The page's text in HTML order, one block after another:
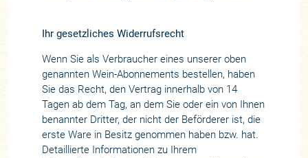
Ihr gesetzliches Widerrufsrecht
Wenn Sie als Verbraucher eines unserer oben
genannten Wein-Abonnements bestellen, haben
Sie das Recht, den Vertrag innerhalb von 14
Tagen ab dem Tag, an dem Sie oder ein von Ihnen
benannter Dritter, der nicht der Beförderer ist, die
erste Ware in Besitz genommen haben bzw. hat.
Detaillierte Informationen zu Ihrem